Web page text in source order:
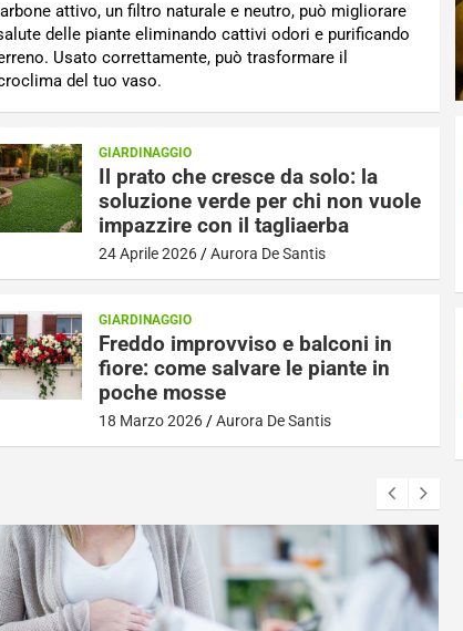
attivo, un filtro naturale e neutro, può migliorare
delle piante eliminando cattivi odori e purificando
Usato correttamente, può trasformare il
del tuo vaso.
GIARDINAGGIO
Il prato che cresce da solo: la
soluzione verde per chi non vuole
impazzire con il tagliaerba
24 Aprile 2026 Aurora De Santis
GIARDINAGGIO
Freddo improvviso e balconi in
fiore: come salvare le piante in
poche mosse
18 Marzo 2026 Aurora De Santis